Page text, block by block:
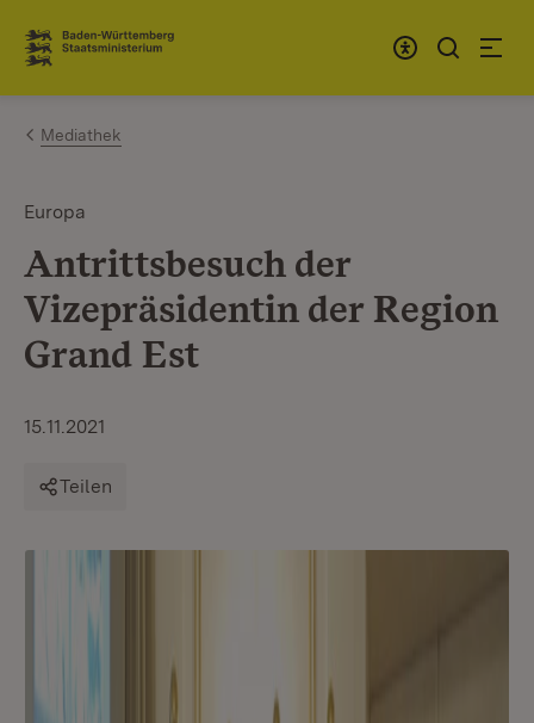
Zum Inhalt springen
Link zur Startseite
Mediathek
Europa
Antrittsbesuch der
Vizepräsidentin der Region
Grand Est
15.11.2021
Teilen